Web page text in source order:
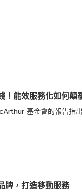
！能效服務化如何顛
基金會的報告指
牌，打造移動服務